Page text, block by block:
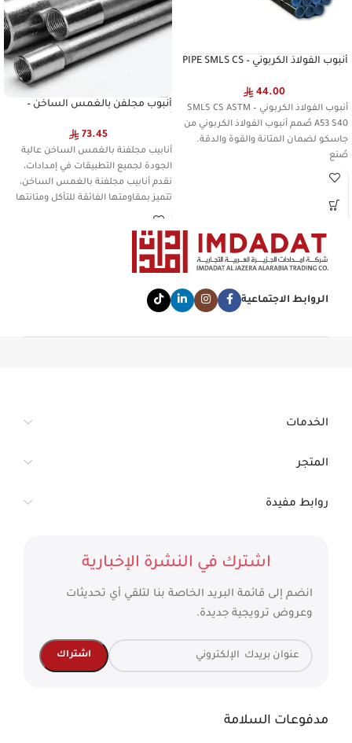
أنبوب الفولاذ الكربوني – PIPE SMLS CS
44.00
أنبوب الفولاذ الكربوني – SMLS CS ASTM
A53 S40 صُمم أنبوب الفولاذ الكربوني من
جاسكو لضمان المتانة والقوة والدقة.
صُنع
أنبوب مجلفن بالغمس الساخن –
73.45
أنابيب مجلفنة بالغمس الساخن عالية
الجودة لجميع التطبيقات في إمدادات،
نقدم أنابيب مجلفنة بالغمس الساخن،
تتميز بمقاومتها الفائقة للتآكل ومتانتها
الروابط الاجتماعية
الخدمات
المتجر
روابط مفيدة
اشترك في النشرة الإخبارية
انضم إلى قائمة البريد الخاصة بنا لتلقي أي تحديثات
وعروض ترويجية جديدة.
مدفوعات السلامة